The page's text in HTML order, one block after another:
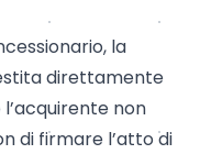
la
direttamente
non
di firmare l’atto di